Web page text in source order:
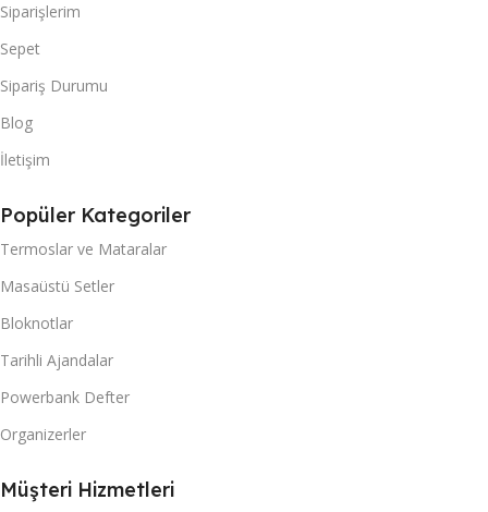
Siparişlerim
Sepet
Sipariş Durumu
Blog
İletişim
Popüler Kategoriler
Termoslar ve Mataralar
Masaüstü Setler
Bloknotlar
Tarihli Ajandalar
Powerbank Defter
Organizerler
Müşteri Hizmetleri